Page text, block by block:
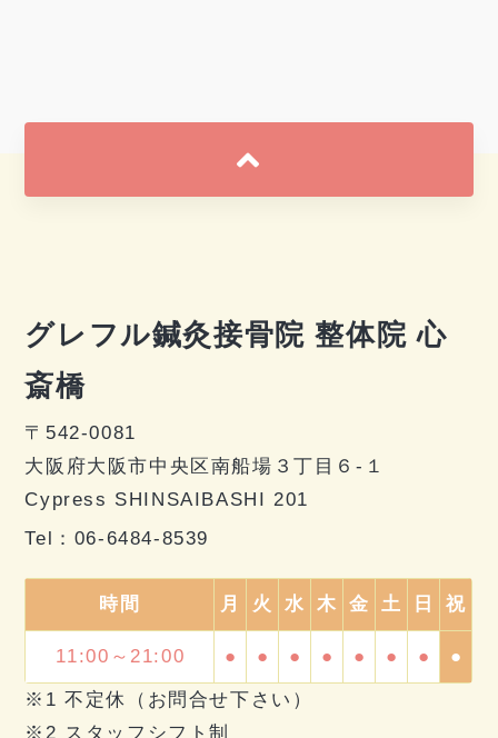
グレフル鍼灸接骨院 整体院 心
斎橋
〒542-0081
大阪府大阪市中央区南船場３丁目６-１
Cypress SHINSAIBASHI 201
Tel： 06-6484-8539
時間 月 火 水 木 金 土 日 祝
11:00～21:00 ● ● ● ● ● ● ● ●
※1 不定休（お問合せ下さい）
※2 スタッフシフト制